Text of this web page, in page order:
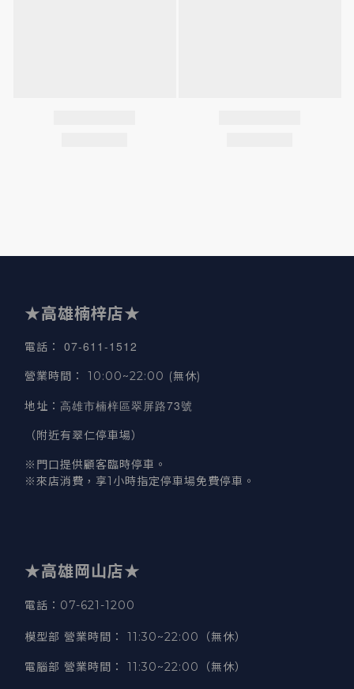
★高雄楠梓店★
電話 ： 07-611-1512
營業時間 ： 10:00~22:00 (無休)
地址 ： 高雄市楠梓區翠屏路73號
（附近有翠仁停車場）
※門口提供顧客臨時停車。
※來店消費，享1小時指定停車場免費停車。
★高雄岡山店★
電話：07-621-1200
模型部 營業時間 ： 11:30~22:00（無休）
電腦部 營業時間 ： 11:30~22:00（無休）